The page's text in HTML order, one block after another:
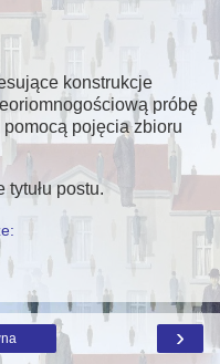
konstrukcje
próbę
pojęcia zbioru
postu.
›